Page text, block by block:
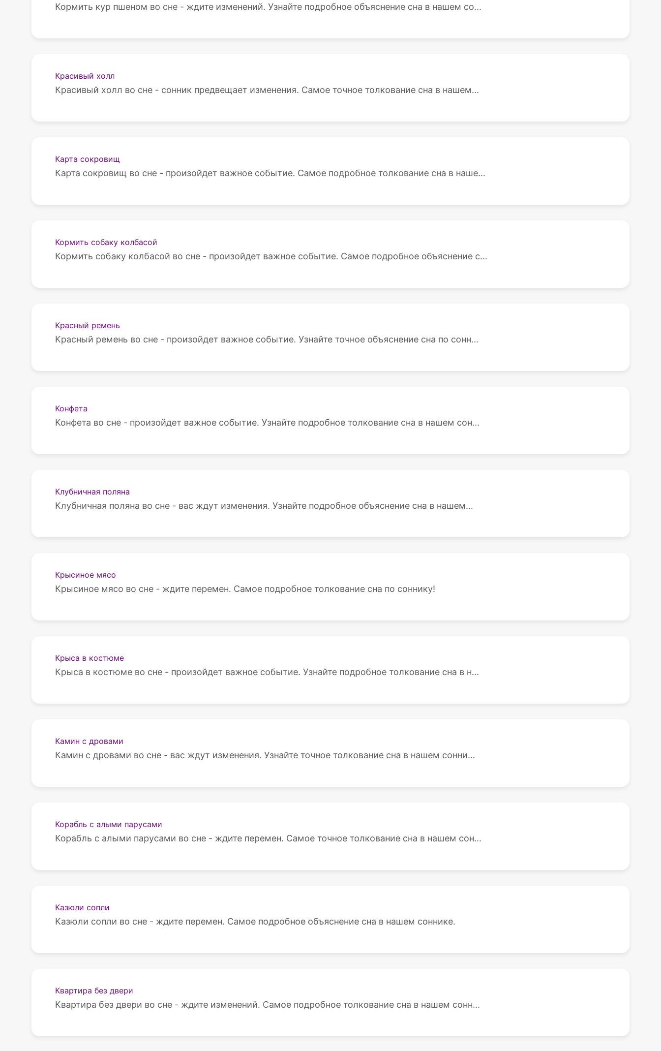
Кормить кур пшеном во сне - ждите изменений. Узнайте подробное объяснение сна в нашем со...
Красивый холл
Красивый холл во сне - сонник предвещает изменения. Самое точное толкование сна в нашем...
Карта сокровищ
Карта сокровищ во сне - произойдет важное событие. Самое подробное толкование сна в наше...
Кормить собаку колбасой
Кормить собаку колбасой во сне - произойдет важное событие. Самое подробное объяснение с...
Красный ремень
Красный ремень во сне - произойдет важное событие. Узнайте точное объяснение сна по сонн...
Конфета
Конфета во сне - произойдет важное событие. Узнайте подробное толкование сна в нашем сон...
Клубничная поляна
Клубничная поляна во сне - вас ждут изменения. Узнайте подробное объяснение сна в нашем...
Крысиное мясо
Крысиное мясо во сне - ждите перемен. Самое подробное толкование сна по соннику!
Крыса в костюме
Крыса в костюме во сне - произойдет важное событие. Узнайте подробное толкование сна в н...
Камин с дровами
Камин с дровами во сне - вас ждут изменения. Узнайте точное толкование сна в нашем сонни...
Корабль с алыми парусами
Корабль с алыми парусами во сне - ждите перемен. Самое точное толкование сна в нашем сон...
Казюли сопли
Казюли сопли во сне - ждите перемен. Самое подробное объяснение сна в нашем соннике.
Квартира без двери
Квартира без двери во сне - ждите изменений. Самое подробное толкование сна в нашем сонн...